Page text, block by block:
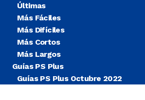
Últimas
Más Fáciles
Más Difíciles
Más Cortos
Más Largos
Guías PS Plus
Guías PS Plus Octubre 2022